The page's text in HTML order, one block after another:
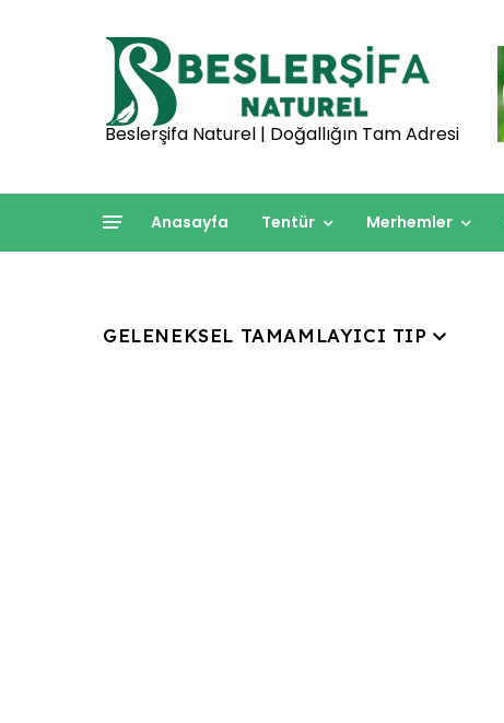
Beslerşifa Naturel | Doğallığın Tam Adresi
Anasayfa Tentür Merhemler
GELENEKSEL TAMAMLAYICI TIP